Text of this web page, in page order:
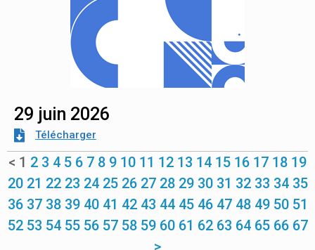
29 juin 2026
Télécharger
< 1 2 3 4 5 6 7 8 9 10 11 12 13 14 15 16 17 18 19
20 21 22 23 24 25 26 27 28 29 30 31 32 33 34 35
36 37 38 39 40 41 42 43 44 45 46 47 48 49 50 51
52 53 54 55 56 57 58 59 60 61 62 63 64 65 66 67
>